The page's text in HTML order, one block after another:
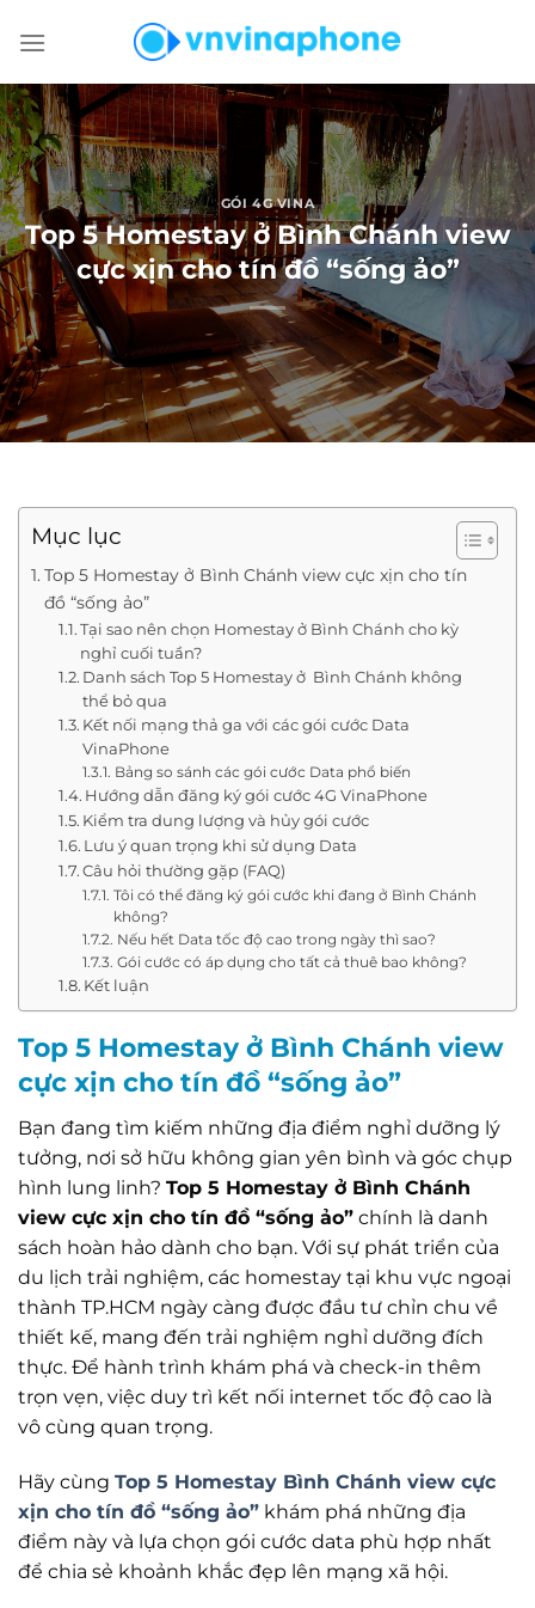
đến
dung
GÓI 4G VINA
Top 5 Homestay ở Bình Chánh view
cực xịn cho tín đồ “sống ảo”
Mục lục
Top 5 Homestay ở Bình Chánh view cực xịn cho tín
đồ “sống ảo”
Tại sao nên chọn Homestay ở Bình Chánh cho kỳ
nghỉ cuối tuần?
Danh sách Top 5 Homestay ở Bình Chánh không
thể bỏ qua
Kết nối mạng thả ga với các gói cước Data
VinaPhone
Bảng so sánh các gói cước Data phổ biến
Hướng dẫn đăng ký gói cước 4G VinaPhone
Kiểm tra dung lượng và hủy gói cước
Lưu ý quan trọng khi sử dụng Data
Câu hỏi thường gặp (FAQ)
Tôi có thể đăng ký gói cước khi đang ở Bình Chánh
không?
Nếu hết Data tốc độ cao trong ngày thì sao?
Gói cước có áp dụng cho tất cả thuê bao không?
Kết luận
Top 5 Homestay ở Bình Chánh view
cực xịn cho tín đồ “sống ảo”
Bạn đang tìm kiếm những địa điểm nghỉ dưỡng lý
tưởng, nơi sở hữu không gian yên bình và góc chụp
hình lung linh? Top 5 Homestay ở Bình Chánh
view cực xịn cho tín đồ “sống ảo” chính là danh
sách hoàn hảo dành cho bạn. Với sự phát triển của
du lịch trải nghiệm, các homestay tại khu vực ngoại
thành TP.HCM ngày càng được đầu tư chỉn chu về
thiết kế, mang đến trải nghiệm nghỉ dưỡng đích
thực. Để hành trình khám phá và check-in thêm
trọn vẹn, việc duy trì kết nối internet tốc độ cao là
vô cùng quan trọng.
Hãy cùng Top 5 Homestay Bình Chánh view cực
xịn cho tín đồ “sống ảo” khám phá những địa
điểm này và lựa chọn gói cước data phù hợp nhất
để chia sẻ khoảnh khắc đẹp lên mạng xã hội.